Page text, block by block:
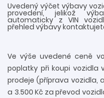
Uvedený výčet výbavy
provedení, jelikož
automaticky z VIN
přehled výbavy
Ve výše uvedené ceně
poplatky při koupi vozidla
prodeje (příprava vozidla,
a 3.500 Kč za převod